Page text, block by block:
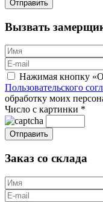
Вызвать
Нажимая кнопку
Пользовательского
обработку моих
Число с картинки *
Заказ со склада